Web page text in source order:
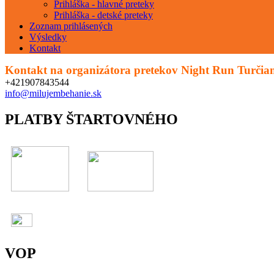
Prihláška - hlavné preteky
Prihláška - detské preteky
Zoznam prihlásených
Výsledky
Kontakt
Kontakt na organizátora pretekov Night Run
+421907843544
info@milujembehanie.sk
PLATBY ŠTARTOVNÉHO
VOP